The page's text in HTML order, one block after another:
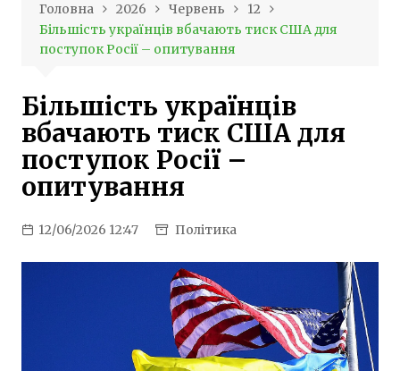
Головна 2026 Червень
12
Більшість українців вбачають тиск США для
поступок Росії – опитування
Більшість українців
вбачають тиск США для
поступок Росії –
опитування
12/06/2026 12:47 Політика